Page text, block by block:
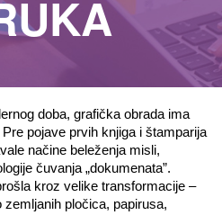
doba, grafička obrada ima
pojave prvih knjiga i štamparija
načine beleženja misli,
čuvanja „dokumenata”.
kroz velike transformacije –
pločica, papirusa,